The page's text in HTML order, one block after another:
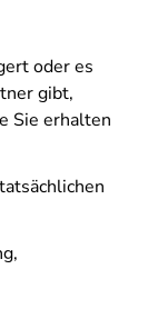
oder es
gibt,
Sie erhalten